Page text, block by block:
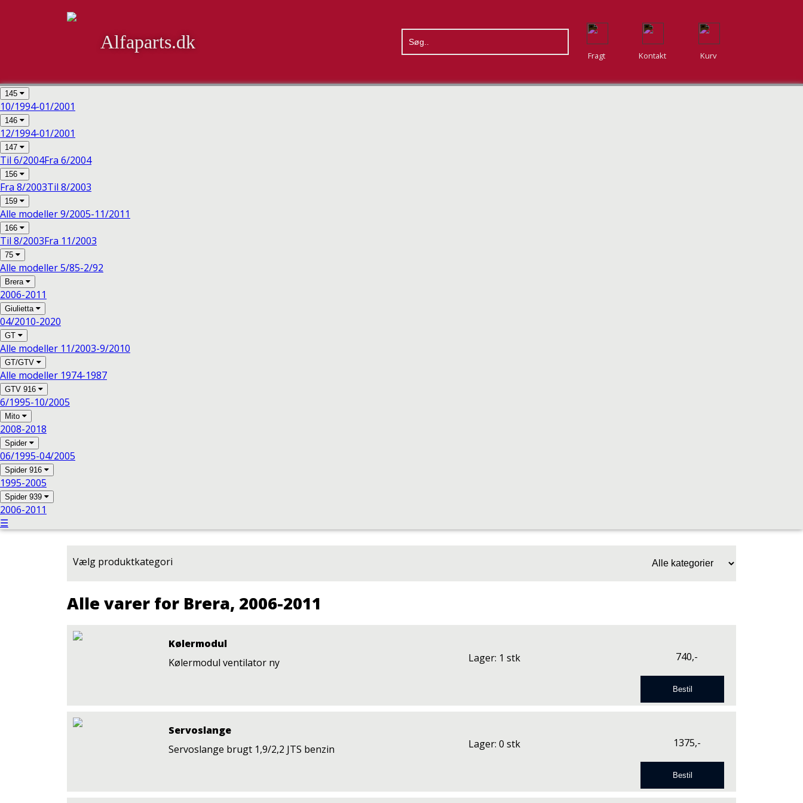
Alfaparts.dk
Fragt Kontakt Kurv
145
10/1994-01/2001
146
12/1994-01/2001
147
Til 6/2004Fra 6/2004
156
Fra 8/2003Til 8/2003
159
Alle modeller 9/2005-11/2011
166
Til 8/2003Fra 11/2003
75
Alle modeller 5/85-2/92
Brera
2006-2011
Giulietta
04/2010-2020
GT
Alle modeller 11/2003-9/2010
GT/GTV
Alle modeller 1974-1987
GTV 916
6/1995-10/2005
Mito
2008-2018
Spider
06/1995-04/2005
Spider 916
1995-2005
Spider 939
2006-2011
☰
Vælg produktkategori
Alle varer for Brera, 2006-2011
Kølermodul
Kølermodul ventilator ny
Lager: 1 stk 740,-
Servoslange
Servoslange brugt 1,9/2,2 JTS benzin
Lager: 0 stk 1375,-